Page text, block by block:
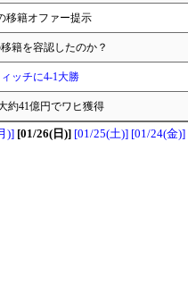
移籍オファー提示
籍を容認したのか？
ッチに4-1大勝
約41億円でワヒ獲得
)] [01/26(日)] [01/25(土)] [01/24(金)]